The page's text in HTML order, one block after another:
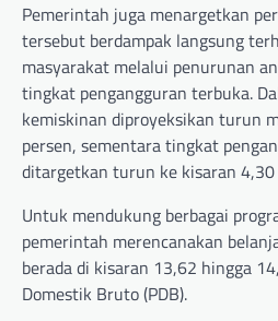
Pemerintah juga menargetkan
tersebut berdampak langsung
masyarakat melalui penurunan
tingkat pengangguran terbuka.
kemiskinan diproyeksikan turun
persen, sementara tingkat
ditargetkan turun ke kisaran
Untuk mendukung berbagai
pemerintah merencanakan
berada di kisaran 13,62 hingga
Domestik Bruto (PDB).